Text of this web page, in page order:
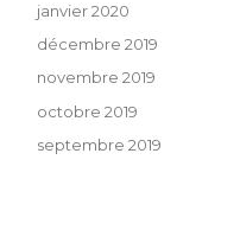
janvier 2020
décembre 2019
novembre 2019
octobre 2019
septembre 2019